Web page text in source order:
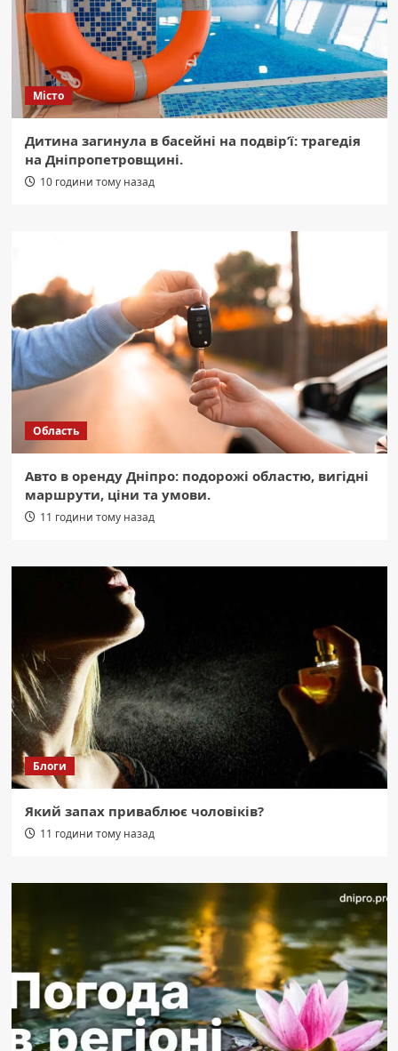
Місто
Дитина загинула в басейні на подвір’ї: трагедія
на Дніпропетровщині.
10 години тому назад
Область
Авто в оренду Дніпро: подорожі областю, вигідні
маршрути, ціни та умови.
11 години тому назад
Блоги
Який запах приваблює чоловіків?
11 години тому назад